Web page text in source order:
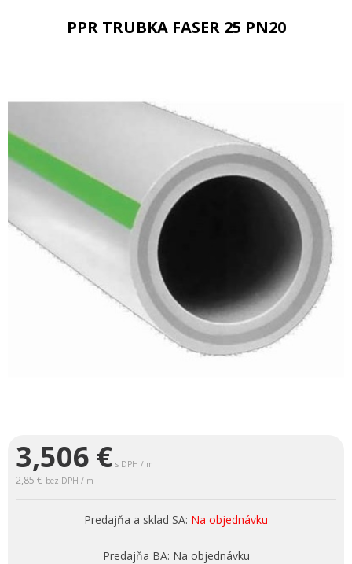
PPR TRUBKA FASER 25 PN20
3,506 € s DPH / m
2,85 € bez DPH / m
Predajňa a sklad SA: Na objednávku
Predajňa BA: Na objednávku